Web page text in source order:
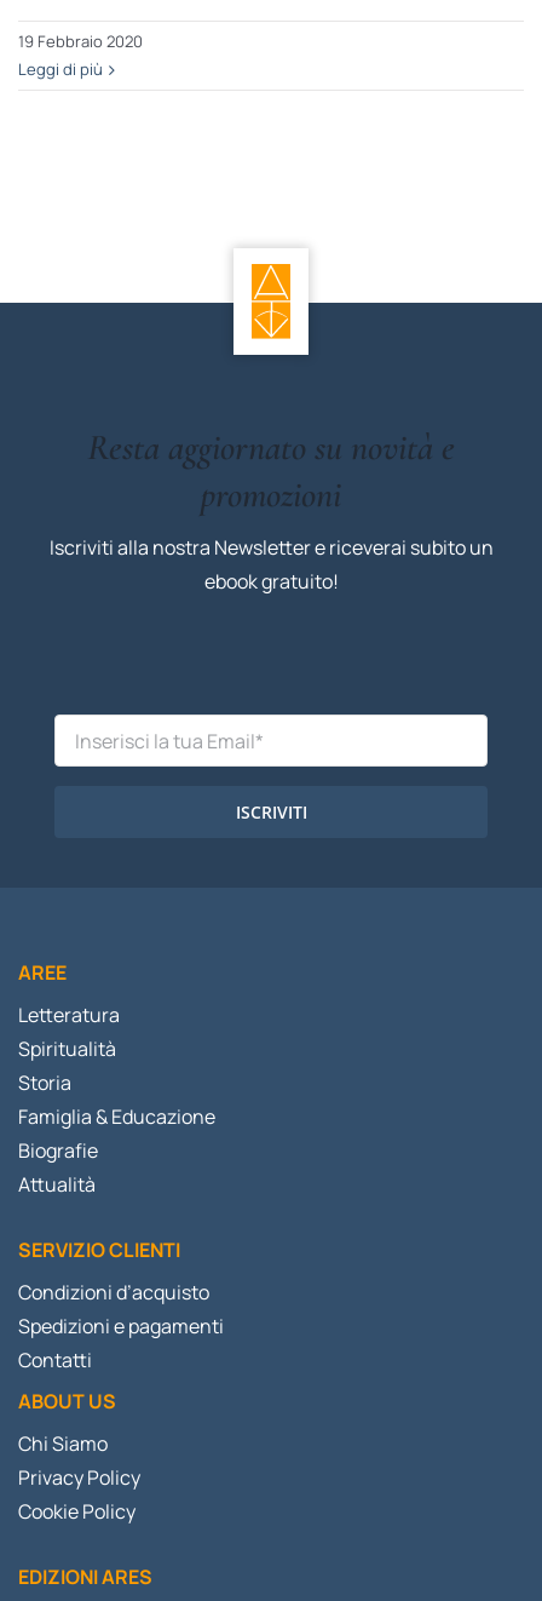
19 Febbraio 2020
Leggi di più
Resta aggiornato su novità e
promozioni
Iscriviti alla nostra Newsletter e riceverai subito un
ebook gratuito!
ISCRIVITI
AREE
Letteratura
Spiritualità
Storia
Famiglia & Educazione
Biografie
Attualità
SERVIZIO CLIENTI
Condizioni d’acquisto
Spedizioni e pagamenti
Contatti
ABOUT US
Chi Siamo
Privacy Policy
Cookie Policy
EDIZIONI ARES